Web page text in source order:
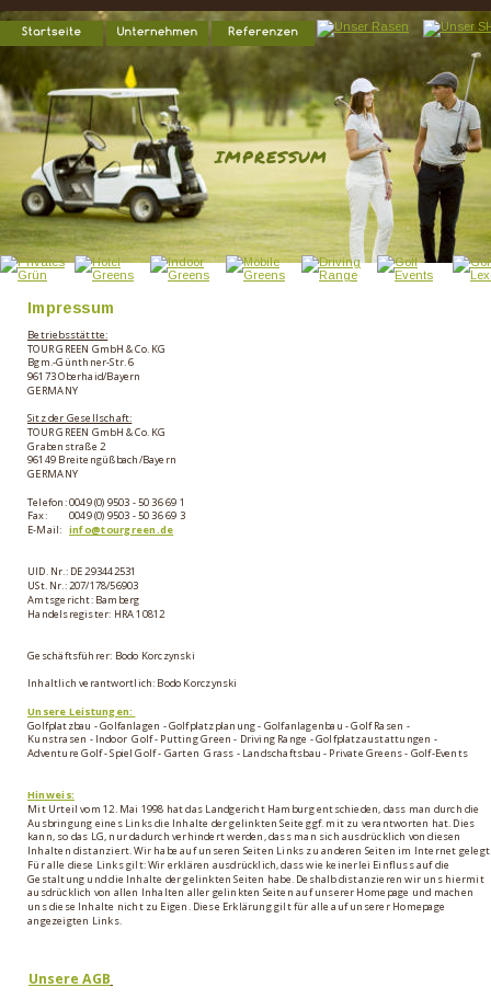
IMPRESSUM
Impressum
Betriebsstättte:
TOUR GREEN GmbH & Co. KG
Bgm.-Günthner-Str. 6
96173 Oberhaid/Bayern
GERMANY
Sitz der Gesellschaft:
TOUR GREEN GmbH & Co. KG
Grabenstraße 2
96149 Breitengüßbach/Bayern
GERMANY
Telefon: 0049 (0) 9503 - 50 36 69 1
Fax:
0049 (0) 9503 - 50 36 69 3
E-Mail: info@tourgreen.de
UID. Nr.: DE 293442531
USt. Nr.: 207/178/56903
Amtsgericht: Bamberg
Handelsregister: HRA 10812
Geschäftsführer: Bodo Korczynski
Inhaltlich verantwortlich: Bodo Korczynski
Unsere Leistungen:
Golfplatzbau - Golfanlagen - Golfplatzplanung - Golfanlagenbau - Golf Rasen -
Kunstrasen - Indoor  Golf - Putting Green - Driving Range - Golfplatzaustattungen -
Adventure Golf - Spiel Golf - Garten  Grass - Landschaftsbau - Private Greens - Golf-Events
Hinweis:
Mit Urteil vom 12. Mai 1998 hat das Landgericht Hamburg entschieden, dass man durch die
Ausbringung eines Links die Inhalte der gelinkten Seite ggf. mit zu verantworten hat. Dies
kann, so das LG, nur dadurch verhindert werden, dass man sich ausdrücklich von diesen
Inhalten distanziert. Wir habe auf unseren Seiten Links zu anderen Seiten im Internet
Für alle diese Links gilt: Wir erklären ausdrücklich, dass wie keinerlei Einfluss auf die
Gestaltung und die Inhalte der gelinkten Seiten habe. Deshalb distanzieren wir uns hiermit
ausdrücklich von allen Inhalten aller gelinkten Seiten auf unserer Homepage und machen
uns diese Inhalte nicht zu Eigen. Diese Erklärung gilt für alle auf unserer Homepage
angezeigten Links.
Unsere AGB